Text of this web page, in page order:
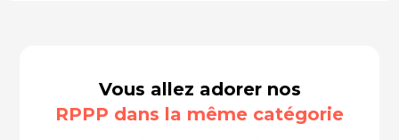
Vous allez adorer nos
RPPP dans la même catégorie